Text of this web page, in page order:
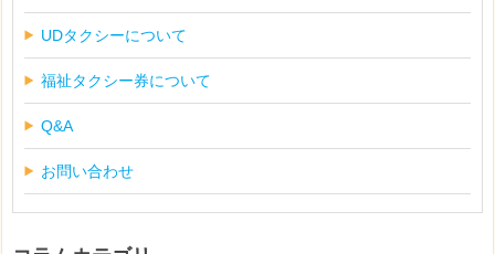
UDタクシーについて
福祉タクシー券について
Q&A
お問い合わせ